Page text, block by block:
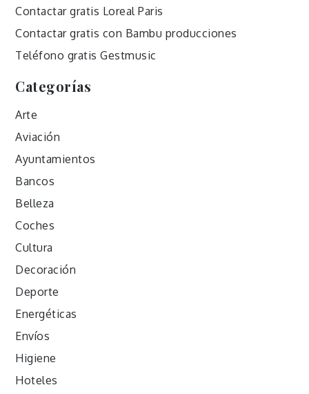
Contactar gratis Loreal Paris
Contactar gratis con Bambu producciones
Teléfono gratis Gestmusic
Categorías
Arte
Aviación
Ayuntamientos
Bancos
Belleza
Coches
Cultura
Decoración
Deporte
Energéticas
Envíos
Higiene
Hoteles